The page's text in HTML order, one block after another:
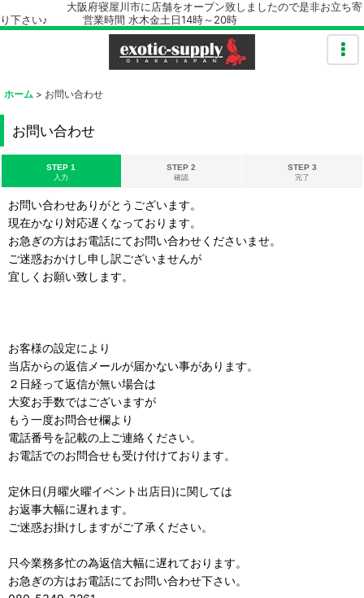
大阪府寝屋川市に店舗をオープン致しましたので是非お立ち寄
り下さい♪ 営業時間 水木金土日14時～20時
ホーム > お問い合わせ
お問い合わせ
STEP 1
入力
STEP 2
確認
STEP 3
完了
お問い合わせありがとうございます。
現在かなり対応遅くなっております。
お急ぎの方はお電話にてお問い合わせくださいませ。
ご迷惑おかけし申し訳ございませんが
宜しくお願い致します。
お客様の設定により
当店からの返信メールが届かない事があります。
２日経って返信が無い場合は
大変お手数ではございますが
もう一度お問合せ欄より
電話番号を記載の上ご連絡ください。
お電話でのお問合せも受け付けております。
定休日(月曜火曜イベント出店日)に関しては
お返事大幅に遅れます。
ご迷惑お掛けしますがご了承ください。
只今業務多忙の為返信大幅に遅れております。
お急ぎの方はお電話にてお問い合わせ下さい。